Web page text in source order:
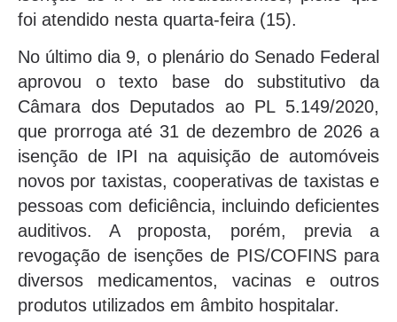
foi atendido nesta quarta-feira (15).
No último dia 9, o plenário do Senado Federal
aprovou o texto base do substitutivo da
Câmara dos Deputados ao PL 5.149/2020,
que prorroga até 31 de dezembro de 2026 a
isenção de IPI na aquisição de automóveis
novos por taxistas, cooperativas de taxistas e
pessoas com deficiência, incluindo deficientes
auditivos. A proposta, porém, previa a
revogação de isenções de PIS/COFINS para
diversos medicamentos, vacinas e outros
produtos utilizados em âmbito hospitalar.